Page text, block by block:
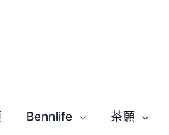
Bennlife 茶願